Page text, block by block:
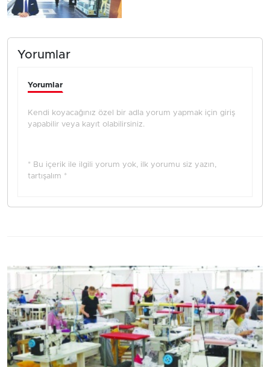
Yorumlar
Yorumlar
Kendi koyacağınız özel bir adla yorum yapmak için giriş
yapabilir veya kayıt olabilirsiniz.
* Bu içerik ile ilgili yorum yok, ilk yorumu siz yazın,
tartışalım *